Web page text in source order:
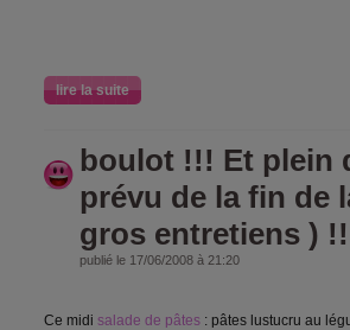
lire la suite
boulot !!! Et plein
prévu de la fin de
gros entretiens )
publié le 17/06/2008 à 21:20
Ce midi salade de pâtes : pâtes lustucru au